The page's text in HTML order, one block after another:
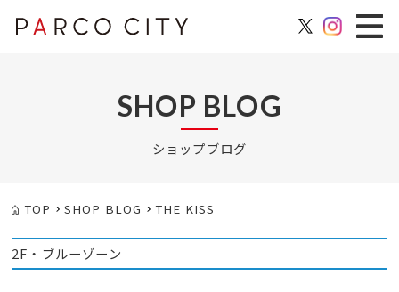
SHOP BLOG
ショップブログ
TOP SHOP BLOG THE KISS
2F・ブルーゾーン